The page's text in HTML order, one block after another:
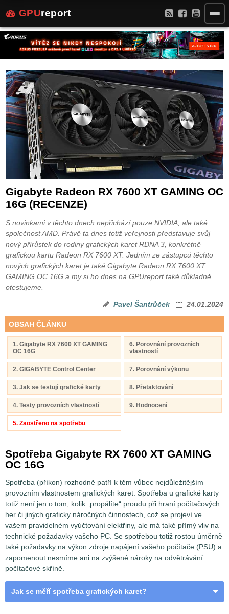
GPUreport
Gigabyte Radeon RX 7600 XT GAMING OC
16G (RECENZE)
S novinkami v těchto dnech nepřichází pouze NVIDIA, ale také
společnost AMD. Právě ta dnes totiž veřejnosti představuje svůj
nový přírůstek do rodiny grafických karet RDNA 3, konkrétně
grafickou kartu Radeon RX 7600 XT. Jedním ze zástupců těchto
nových grafických karet je také Gigabyte Radeon RX 7600 XT
GAMING OC 16G a my si ho dnes na GPUreport také důkladně
otestujeme.
Pavel Šantrůček 24.01.2024
OBSAH ČLÁNKU
1. Gigabyte RX 7600 XT GAMING
OC 16G
6. Porovnání provozních
vlastností
2. GIGABYTE Control Center 7. Porovnání výkonu
3. Jak se testují grafické karty 8. Přetaktování
4. Testy provozních vlastností 9. Hodnocení
5. Zaostřeno na spotřebu
Spotřeba Gigabyte RX 7600 XT GAMING
OC 16G
Spotřeba (příkon) rozhodně patří k těm vůbec nejdůležitějším
provozním vlastnostem grafických karet. Spotřeba u grafické karty
totiž není jen o tom, kolik „propálíte“ proudu při hraní počítačových
her či jiných graficky náročných činnostech, což se projeví ve
vašem pravidelném vyúčtování elektřiny, ale má také přímý vliv na
technické požadavky vašeho PC. Se spotřebou totiž rostou úměrně
také požadavky na výkon zdroje napájení vašeho počítače (PSU) a
zapomenout nesmíme ani na zvýšené nároky na odvětrávání
počítačové skříně.
Jak se měří spotřeba grafických karet?